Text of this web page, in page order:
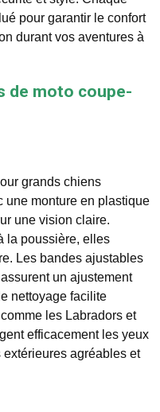
pour garantir le confort
durant vos aventures à
de moto coupe-
grands chiens
une monture en plastique
une vision claire.
la poussière, elles
Les bandes ajustables
un ajustement
nettoyage facilite
les Labradors et
efficacement les yeux
agréables et